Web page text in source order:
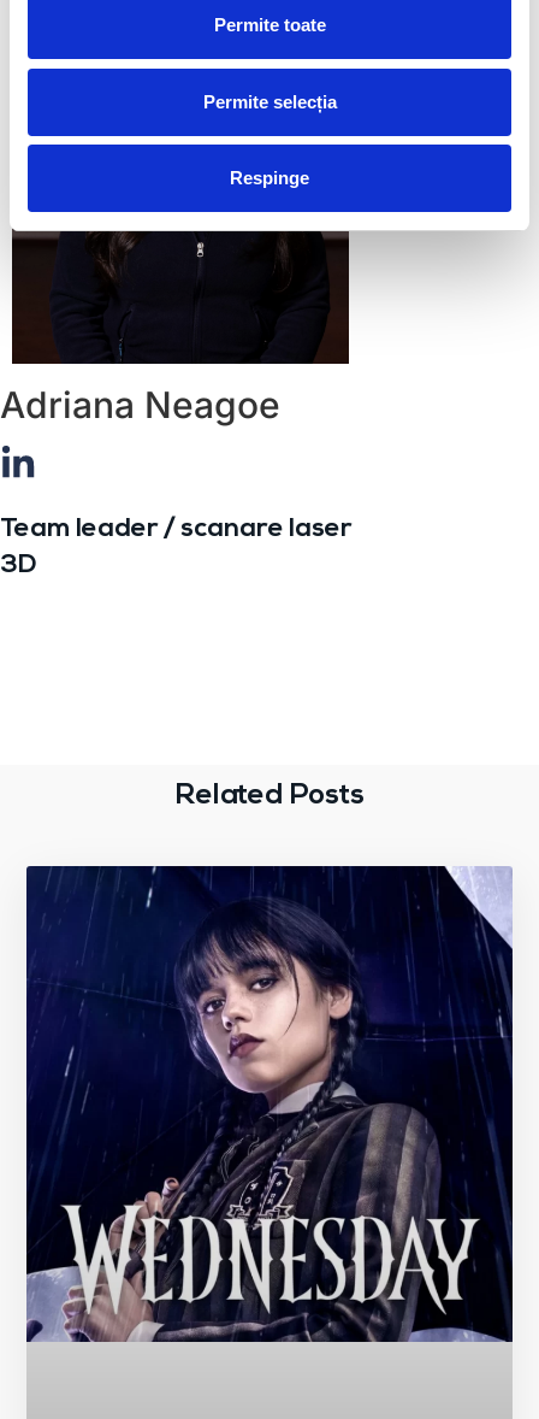
Permite toate
Permite selecția
Respinge
Adriana Neagoe
Team leader / scanare laser
3D
Related Posts